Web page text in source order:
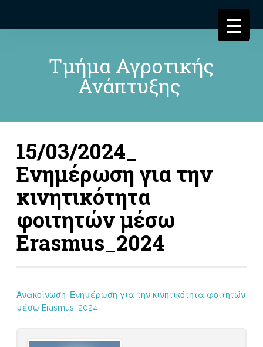
Τμήμα Αγροτικής
Ανάπτυξης
15/03/2024_
Ενημέρωση για την
κινητικότητα
φοιτητών μέσω
Erasmus_2024
Ανακοίνωση_Ενημέρωση για την κινητικότητα φοιτητών
μέσω Erasmus_2024